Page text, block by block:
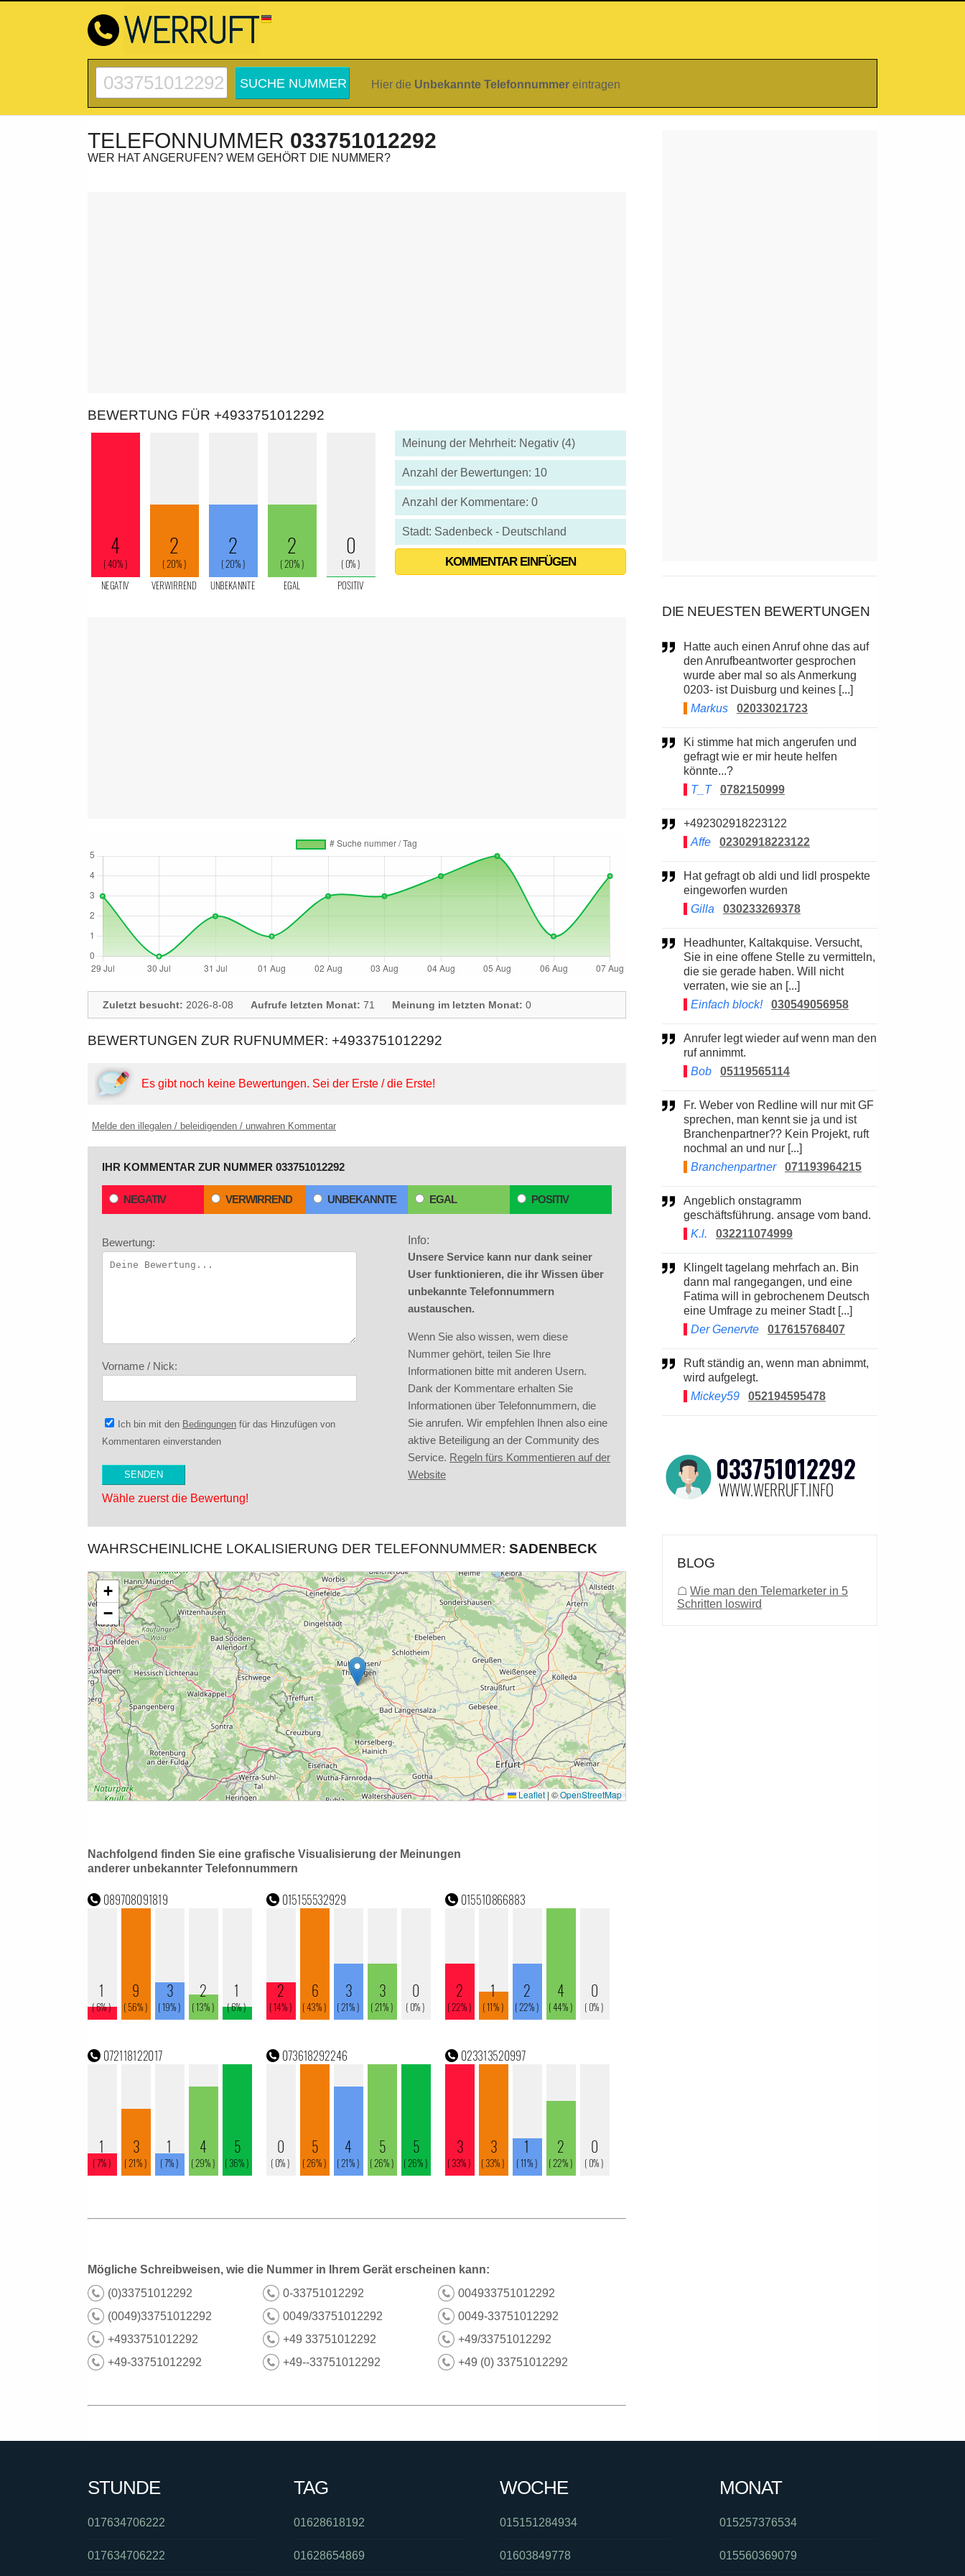
Hier die Unbekannte Telefonnummer eintragen
TELEFONNUMMER 033751012292
WER HAT ANGERUFEN? WEM GEHÖRT DIE NUMMER?
BEWERTUNG FÜR +4933751012292
Meinung der Mehrheit: Negativ (4)
Anzahl der Bewertungen: 10
Anzahl der Kommentare: 0
Stadt: Sadenbeck - Deutschland
KOMMENTAR EINFÜGEN
Zuletzt besucht: 2026-8-08 Aufrufe letzten Monat: 71 Meinung im letzten Monat: 0
BEWERTUNGEN ZUR RUFNUMMER: +4933751012292
Es gibt noch keine Bewertungen. Sei der Erste / die Erste!
Melde den illegalen / beleidigenden / unwahren Kommentar
IHR KOMMENTAR ZUR NUMMER 033751012292
NEGATIV VERWIRREND UNBEKANNTE EGAL POSITIV
Bewertung:
Vorname / Nick:
Ich bin mit den Bedingungen für das Hinzufügen von
Kommentaren einverstanden
Wähle zuerst die Bewertung!
Info:
Unsere Service kann nur dank seiner
User funktionieren, die ihr Wissen über
unbekannte Telefonnummern
austauschen.
Wenn Sie also wissen, wem diese
Nummer gehört, teilen Sie Ihre
Informationen bitte mit anderen Usern.
Dank der Kommentare erhalten Sie
Informationen über Telefonnummern, die
Sie anrufen. Wir empfehlen Ihnen also eine
aktive Beteiligung an der Community des
Service. Regeln fürs Kommentieren auf der
Website
WAHRSCHEINLICHE LOKALISIERUNG DER TELEFONNUMMER: SADENBECK
Nachfolgend finden Sie eine grafische Visualisierung der Meinungen
anderer unbekannter Telefonnummern
Mögliche Schreibweisen, wie die Nummer in Ihrem Gerät erscheinen kann:
(0)33751012292
0-33751012292
004933751012292
(0049)33751012292
0049/33751012292
0049-33751012292
+4933751012292
+49 33751012292
+49/33751012292
+49-33751012292
+49--33751012292 +49 (0) 33751012292
DIE NEUESTEN BEWERTUNGEN
Hatte auch einen Anruf ohne das auf
den Anrufbeantworter gesprochen
wurde aber mal so als Anmerkung
0203- ist Duisburg und keines [...]
Markus
02033021723
Ki stimme hat mich angerufen und
gefragt wie er mir heute helfen
könnte...?
T_T
0782150999
+492302918223122
Affe
02302918223122
Hat gefragt ob aldi und lidl prospekte
eingeworfen wurden
Gilla
030233269378
Headhunter, Kaltakquise. Versucht,
Sie in eine offene Stelle zu vermitteln,
die sie gerade haben. Will nicht
verraten, wie sie an [...]
Einfach block!
030549056958
Anrufer legt wieder auf wenn man den
ruf annimmt.
Bob
05119565114
Fr. Weber von Redline will nur mit GF
sprechen, man kennt sie ja und ist
Branchenpartner?? Kein Projekt, ruft
nochmal an und nur [...]
Branchenpartner
071193964215
Angeblich onstagramm
geschäftsführung. ansage vom band.
K.l.
032211074999
Klingelt tagelang mehrfach an. Bin
dann mal rangegangen, und eine
Fatima will in gebrochenem Deutsch
eine Umfrage zu meiner Stadt [...]
Der Genervte
017615768407
Ruft ständig an, wenn man abnimmt,
wird aufgelegt.
Mickey59
052194595478
BLOG
☖ Wie man den Telemarketer in 5
Schritten loswird
STUNDE
017634706222
017634706222
TAG
01628618192
01628654869
WOCHE
015151284934
01603849778
MONAT
015257376534
015560369079